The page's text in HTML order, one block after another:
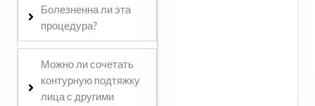
Болезненна ли эта
процедура?
Можно ли сочетать
контурную подтяжку
лица с другими